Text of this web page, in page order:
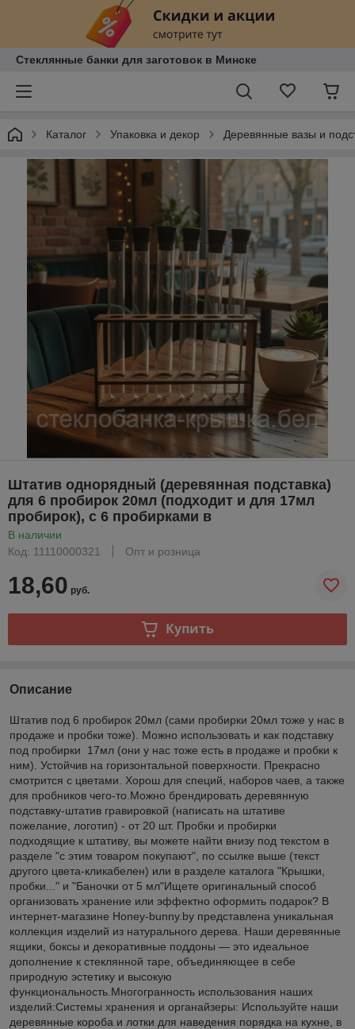
Стеклянные банки для заготовок в Минске
Каталог Упаковка и декор Деревянные вазы и
Штатив однорядный (деревянная подставка)
для 6 пробирок 20мл (подходит и для 17мл
пробирок), с 6 пробирками в
В наличии
Код: 11110000321
Опт и розница
18,60 руб.
Купить
Описание
Штатив под 6 пробирок 20мл (сами пробирки 20мл тоже у нас в
продаже и пробки тоже). Можно использовать и как подставку
под пробирки 17мл (они у нас тоже есть в продаже и пробки к
ним). Устойчив на горизонтальной поверхности. Прекрасно
смотрится с цветами. Хорош для специй, наборов чаев, а также
для пробников чего-то.Можно брендировать деревянную
подставку-штатив гравировкой (написать на штативе
пожелание, логотип) - от 20 шт. Пробки и пробирки
подходящие к штативу, вы можете найти внизу под текстом в
разделе "с этим товаром покупают", по ссылке выше (текст
другого цвета-кликабелен) или в разделе каталога "Крышки,
пробки..." и "Баночки от 5 мл"Ищете оригинальный способ
организовать хранение или эффектно оформить подарок? В
интернет-магазине Honey-bunny.by представлена уникальная
коллекция изделий из натурального дерева. Наши деревянные
ящики, боксы и декоративные поддоны — это идеальное
дополнение к стеклянной таре, объединяющее в себе
природную эстетику и высокую
функциональность.Многогранность использования наших
изделий:Системы хранения и органайзеры: Используйте наши
деревянные короба и лотки для наведения порядка на кухне, в